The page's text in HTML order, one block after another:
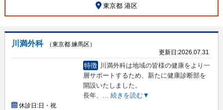
東京都 港区
川満外科
（東京都 練馬区）
更新日:2026.07.31
特徴 川満外科は地域の皆様の健康をより一
層サポートするため、新たに健康診断部を
開設いたしました。
長年、 ... 続きを読む▼
休診日:日・祝